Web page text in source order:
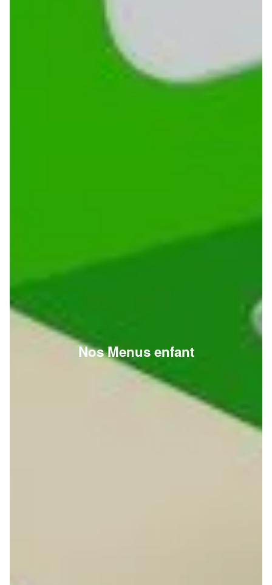
Nos Menus enfant